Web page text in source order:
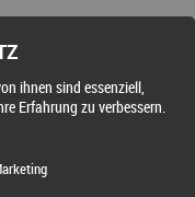
ihnen sind essenziell,
Erfahrung zu verbessern.